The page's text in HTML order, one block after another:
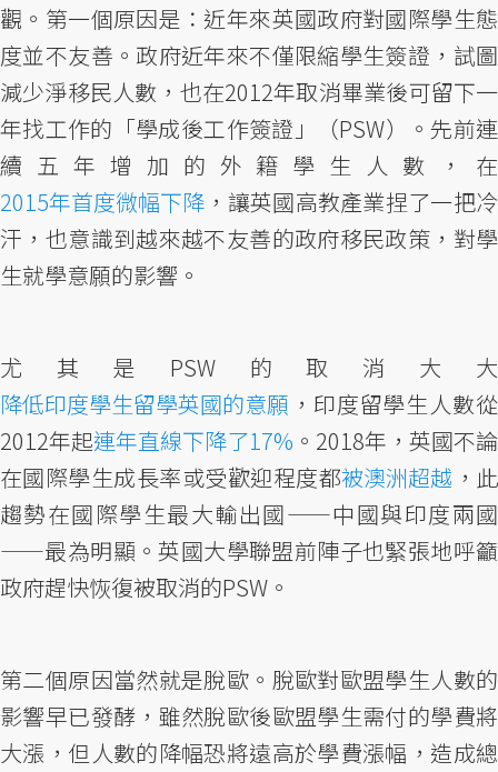
觀。第一個原因是：近年來英國政府對國際學生態
度並不友善。政府近年來不僅限縮學生簽證，試圖
減少淨移民人數，也在2012年取消畢業後可留下一
年找工作的「學成後工作簽證」（PSW）。先前連
續五年增加的外籍學生人數，在
2015年首度微幅下降 ，讓英國高教產業捏了一把冷
汗，也意識到越來越不友善的政府移民政策，對學
生就學意願的影響。
尤其是PSW的取消大大
降低印度學生留學英國的意願 ，印度留學生人數從
2012年起連年直線下降了17% 。2018年，英國不論
在國際學生成長率或受歡迎程度都被澳洲超越 ，此
趨勢在國際學生最大輸出國——中國與印度兩國
——最為明顯。英國大學聯盟前陣子也緊張地呼籲
政府趕快恢復被取消的PSW。
第二個原因當然就是脫歐。脫歐對歐盟學生人數的
影響早已發酵，雖然脫歐後歐盟學生需付的學費將
大漲，但人數的降幅恐將遠高於學費漲幅，造成總